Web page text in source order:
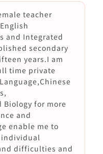
teacher
and Integrated
secondary
years.I am
time private
Biology for more
and
enable me to
individual
difficulties and